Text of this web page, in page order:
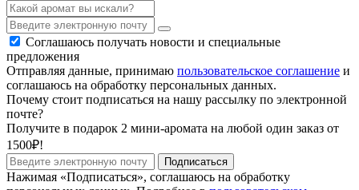
Соглашаюсь получать новости и специальные
предложения
Отправляя данные, принимаю пользовательское соглашение и
соглашаюсь на обработку персональных данных.
Почему стоит подписаться на нашу рассылку по электронной
почте?
Получите в подарок 2 мини-аромата на любой один заказ от
1500₽!
Подписаться
Нажимая «Подписаться», соглашаюсь на обработку